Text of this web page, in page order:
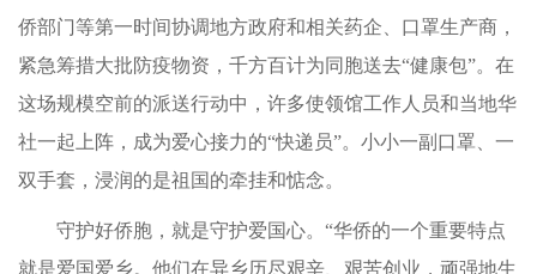
侨部门等第一时间协调地方政府和相关药企、口罩生产商，
紧急筹措大批防疫物资，千方百计为同胞送去“健康包”。在
这场规模空前的派送行动中，许多使领馆工作人员和当地华
社一起上阵，成为爱心接力的“快递员”。小小一副口罩、一
双手套，浸润的是祖国的牵挂和惦念。
守护好侨胞，就是守护爱国心。“华侨的一个重要特点
就是爱国爱乡。他们在异乡历尽艰辛、艰苦创业，顽强地生